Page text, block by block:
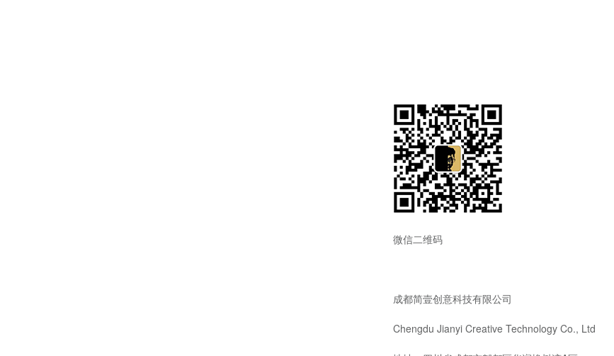
微信二维码
成都简壹创意科技有限公司
Chengdu Jianyi Creative Technology Co., Ltd